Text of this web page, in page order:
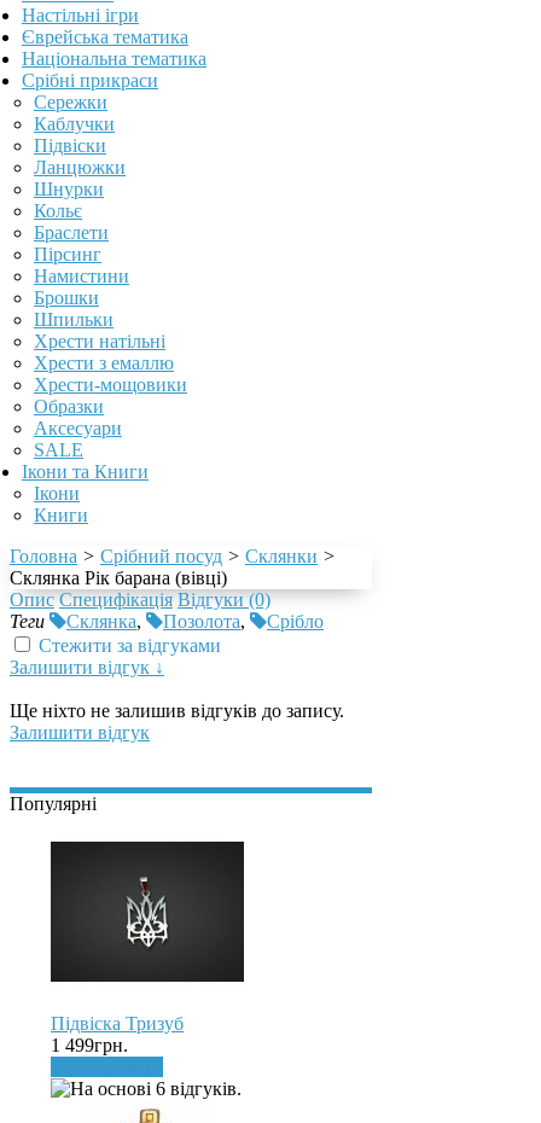
Настільні ігри
Єврейська тематика
Національна тематика
Срібні прикраси
Сережки
Каблучки
Підвіски
Ланцюжки
Шнурки
Кольє
Браслети
Пірсинг
Намистини
Брошки
Шпильки
Хрести натільні
Хрести з емаллю
Хрести-мощовики
Образки
Аксесуари
SALE
Ікони та Книги
Ікони
Книги
Головна > Срібний посуд > Склянки >
Склянка Рік барана (вівці)
Опис Специфікація Відгуки (0)
Теги
Склянка, Позолота,
Срібло
Стежити за відгуками
Залишити відгук ↓
Ще ніхто не залишив відгуків до запису.
Залишити відгук
Популярні
Підвіска Тризуб
1 499грн.